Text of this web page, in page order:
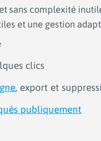
sans complexité
et une gestion
clics
, export et
publiquement